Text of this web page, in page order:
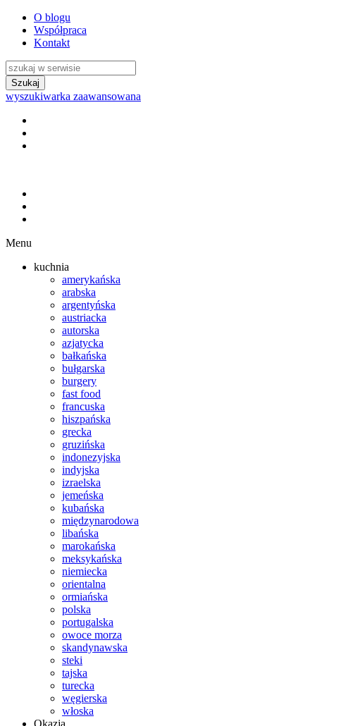
O blogu
Współpraca
Kontakt
wyszukiwarka zaawansowana
Menu
kuchnia
amerykańska
arabska
argentyńska
austriacka
autorska
azjatycka
bałkańska
bułgarska
burgery
fast food
francuska
hiszpańska
grecka
gruzińska
indonezyjska
indyjska
izraelska
jemeńska
kubańska
międzynarodowa
libańska
marokańska
meksykańska
niemiecka
orientalna
ormiańska
polska
portugalska
owoce morza
skandynawska
steki
tajska
turecka
węgierska
włoska
Okazja